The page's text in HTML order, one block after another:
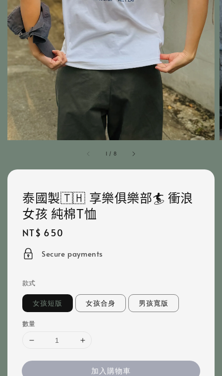
1 / 8
泰國製🇹🇭 享樂俱樂部🏄 衝浪
女孩 純棉T恤
Regular
price
NT$ 650
Secure payments
款式
女孩短版 女孩合身 男孩寬版
數量
加入購物車